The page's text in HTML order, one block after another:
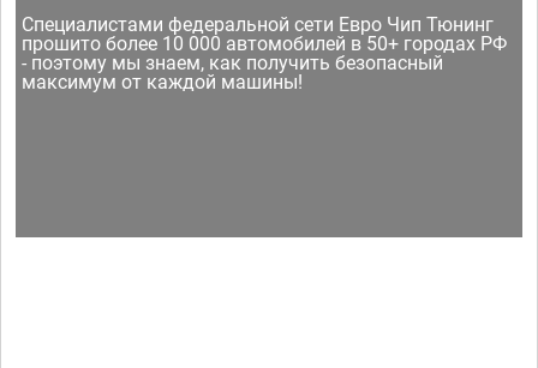
Специалистами федеральной сети Евро Чип Тюнинг
прошито более 10 000 автомобилей в 50+ городах РФ
- поэтому мы знаем, как получить безопасный
максимум от каждой машины!